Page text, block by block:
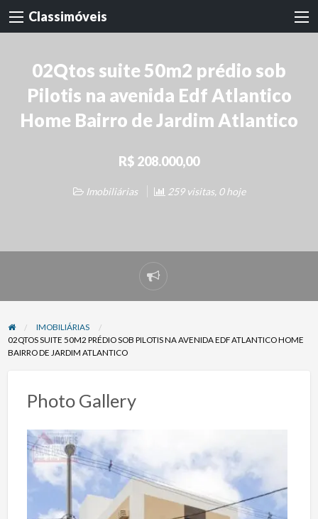
Classimóveis
02Qtos suite 50m2 prédio sob
Pilotis na avenida Edf Atlantico
Home Bairro de Jardim Atlantico
R$ 208.000,00
Imobiliárias 259 visitas, 0 hoje
Denunciar
problema
IMOBILIÁRIAS
02QTOS SUITE 50M2 PRÉDIO SOB PILOTIS NA AVENIDA EDF ATLANTICO HOME
BAIRRO DE JARDIM ATLANTICO
Photo Gallery